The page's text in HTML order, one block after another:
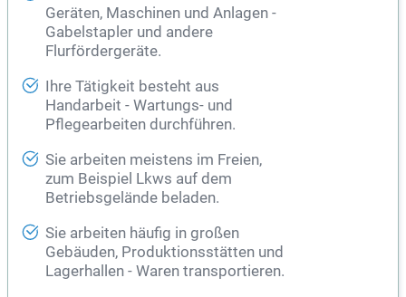
Geräten, Maschinen und Anlagen -
Gabelstapler und andere
Flurfördergeräte.
Ihre Tätigkeit besteht aus
Handarbeit - Wartungs- und
Pflegearbeiten durchführen.
Sie arbeiten meistens im Freien,
zum Beispiel Lkws auf dem
Betriebsgelände beladen.
Sie arbeiten häufig in großen
Gebäuden, Produktionsstätten und
Lagerhallen - Waren transportieren.